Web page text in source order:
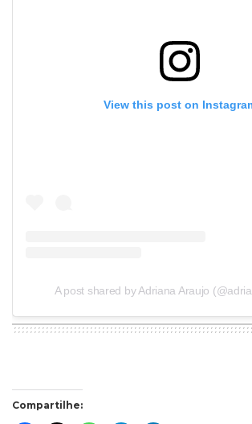
View this post on
A post shared by Adriana Araujo
Compartilhe: